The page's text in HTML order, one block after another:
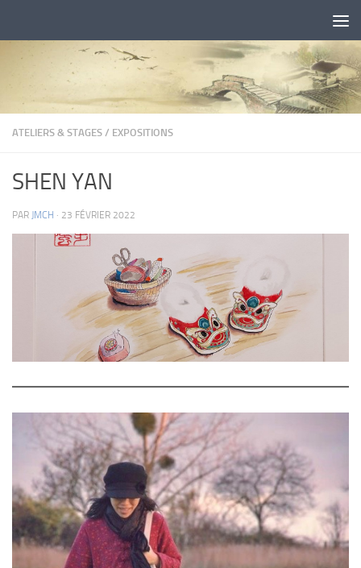
ATELIERS & STAGES / EXPOSITIONS
SHEN YAN
PAR JMCH · 23 FÉVRIER 2022